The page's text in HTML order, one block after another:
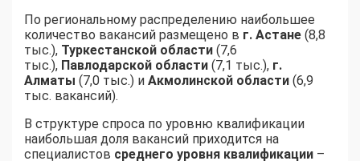
По региональному распределению наибольшее
количество вакансий размещено в г. Астане (8,8
тыс.), Туркестанской области (7,6
тыс.), Павлодарской области (7,1 тыс.), г.
Алматы (7,0 тыс.) и Акмолинской области (6,9
тыс. вакансий).
В структуре спроса по уровню квалификации
наибольшая доля вакансий приходится на
специалистов среднего уровня квалификации –